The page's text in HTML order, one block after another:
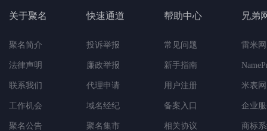
关于聚名
聚名简介
法律声明
联系我们
工作机会
聚名公告
快速通道
投诉举报
廉政举报
代理申请
域名经纪
聚名集市
帮助中心
常见问题
新手指南
用户注册
备案入口
相关协议
兄弟
雷米网
米表网
企业
商标